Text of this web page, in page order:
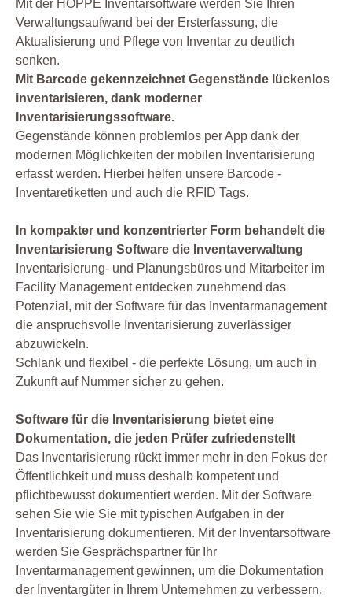
Mit der HOPPE Inventarsoftware werden Sie Ihren
Verwaltungsaufwand bei der Ersterfassung, die
Aktualisierung und Pflege von Inventar zu deutlich
senken.
Mit Barcode gekennzeichnet Gegenstände lückenlos
inventarisieren, dank moderner
Inventarisierungssoftware.
Gegenstände können problemlos per App dank der
modernen Möglichkeiten der mobilen Inventarisierung
erfasst werden. Hierbei helfen unsere Barcode -
Inventaretiketten und auch die RFID Tags.
In kompakter und konzentrierter Form behandelt die
Inventarisierung Software die Inventaverwaltung
Inventarisierung- und Planungsbüros und Mitarbeiter im
Facility Management entdecken zunehmend das
Potenzial, mit der Software für das Inventarmanagement
die anspruchsvolle Inventarisierung zuverlässiger
abzuwickeln.
Schlank und flexibel - die perfekte Lösung, um auch in
Zukunft auf Nummer sicher zu gehen.
Software für die Inventarisierung bietet eine
Dokumentation, die jeden Prüfer zufriedenstellt
Das Inventarisierung rückt immer mehr in den Fokus der
Öffentlichkeit und muss deshalb kompetent und
pflichtbewusst dokumentiert werden. Mit der Software
sehen Sie wie Sie mit typischen Aufgaben in der
Inventarisierung dokumentieren. Mit der Inventarsoftware
werden Sie Gesprächspartner für Ihr
Inventarmanagement gewinnen, um die Dokumentation
der Inventargüter in Ihrem Unternehmen zu verbessern.